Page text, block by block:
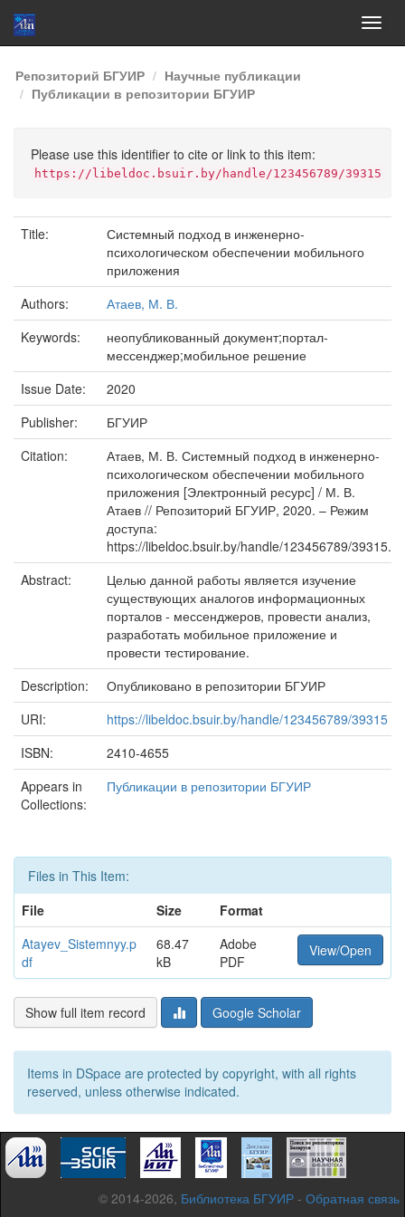
Skip
navigation
Репозиторий БГУИР
Научные публикации
Публикации в репозитории БГУИР
Please use this identifier to cite or link to this item:
https://libeldoc.bsuir.by/handle/123456789/39315
Title:
Системный подход в инженерно-
психологическом обеспечении мобильного
приложения
Authors:
Атаев, М. В.
Keywords:
неопубликованный документ;портал-
мессенджер;мобильное решение
Issue Date:
2020
Publisher:
БГУИР
Citation:
Атаев, М. В. Системный подход в инженерно-
психологическом обеспечении мобильного
приложения [Электронный ресурс] / М. В.
Атаев // Репозиторий БГУИР, 2020. – Режим
доступа:
https://libeldoc.bsuir.by/handle/123456789/39315.
Abstract:
Целью данной работы является изучение
существующих аналогов информационных
порталов - мессенджеров, провести анализ,
разработать мобильное приложение и
провести тестирование.
Description:
Опубликовано в репозитории БГУИР
URI:
https://libeldoc.bsuir.by/handle/123456789/39315
ISBN:
2410-4655
Appears in
Collections:
Публикации в репозитории БГУИР
Files in This Item:
File
Size
Format
Atayev_Sistemnyy.p
df
68.47
kB
Adobe
PDF
View/Open
Show full item record Google Scholar
Items in DSpace are protected by copyright, with all rights
reserved, unless otherwise indicated.
© 2014-2026, Библиотека БГУИР - Обратная связь